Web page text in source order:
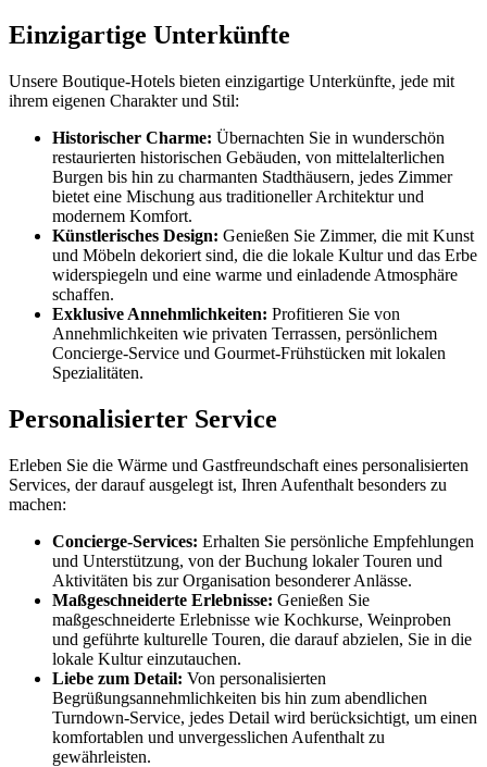
Einzigartige Unterkünfte
Unsere Boutique-Hotels bieten einzigartige Unterkünfte, jede mit
ihrem eigenen Charakter und Stil:
Historischer Charme: Übernachten Sie in wunderschön
restaurierten historischen Gebäuden, von mittelalterlichen
Burgen bis hin zu charmanten Stadthäusern, jedes Zimmer
bietet eine Mischung aus traditioneller Architektur und
modernem Komfort.
Künstlerisches Design: Genießen Sie Zimmer, die mit Kunst
und Möbeln dekoriert sind, die die lokale Kultur und das Erbe
widerspiegeln und eine warme und einladende Atmosphäre
schaffen.
Exklusive Annehmlichkeiten: Profitieren Sie von
Annehmlichkeiten wie privaten Terrassen, persönlichem
Concierge-Service und Gourmet-Frühstücken mit lokalen
Spezialitäten.
Personalisierter Service
Erleben Sie die Wärme und Gastfreundschaft eines personalisierten
Services, der darauf ausgelegt ist, Ihren Aufenthalt besonders zu
machen:
Concierge-Services: Erhalten Sie persönliche Empfehlungen
und Unterstützung, von der Buchung lokaler Touren und
Aktivitäten bis zur Organisation besonderer Anlässe.
Maßgeschneiderte Erlebnisse: Genießen Sie
maßgeschneiderte Erlebnisse wie Kochkurse, Weinproben
und geführte kulturelle Touren, die darauf abzielen, Sie in die
lokale Kultur einzutauchen.
Liebe zum Detail: Von personalisierten
Begrüßungsannehmlichkeiten bis hin zum abendlichen
Turndown-Service, jedes Detail wird berücksichtigt, um einen
komfortablen und unvergesslichen Aufenthalt zu
gewährleisten.